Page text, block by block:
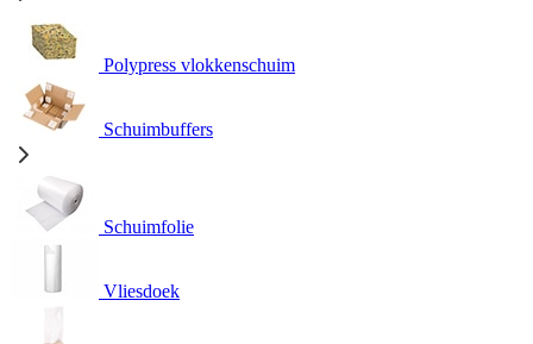
Polypress vlokkenschuim
Schuimbuffers
Schuimfolie
Vliesdoek